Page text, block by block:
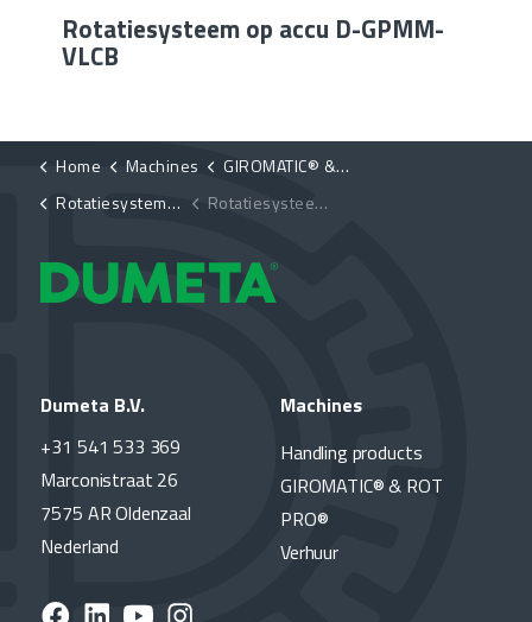
Rotatiesysteem op accu D-GPMM-
VLCB
Home Machines
GIROMATIC® & ROT PRO®
Rotatiesystemen GIROMATIC®
Rotatiesysteem met inbussleutel instelbaar D-GPMM-LC
Dumeta B.V.
+31 541 533 369
Marconistraat 26
7575 AR Oldenzaal
Nederland
Machines
Handling products
GIROMATIC® & ROT
PRO®
Verhuur